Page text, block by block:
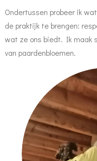
Ondertussen probeer ik
de praktijk te brengen:
wat ze ons biedt. Ik maak
van paardenbloemen.